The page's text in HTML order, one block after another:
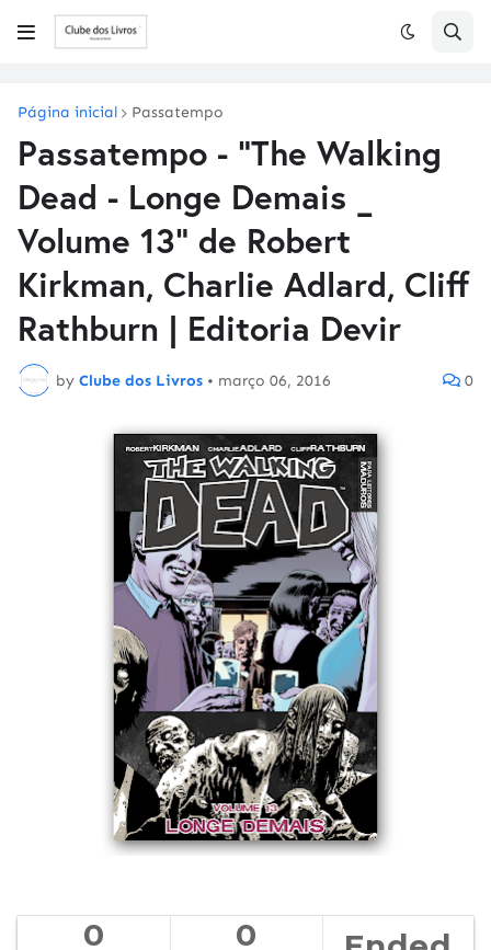
Página inicial Passatempo
Passatempo - "The Walking
Dead - Longe Demais _
Volume 13" de Robert
Kirkman, Charlie Adlard, Cliff
Rathburn | Editoria Devir
by Clube dos Livros • março 06, 2016 0
0 0